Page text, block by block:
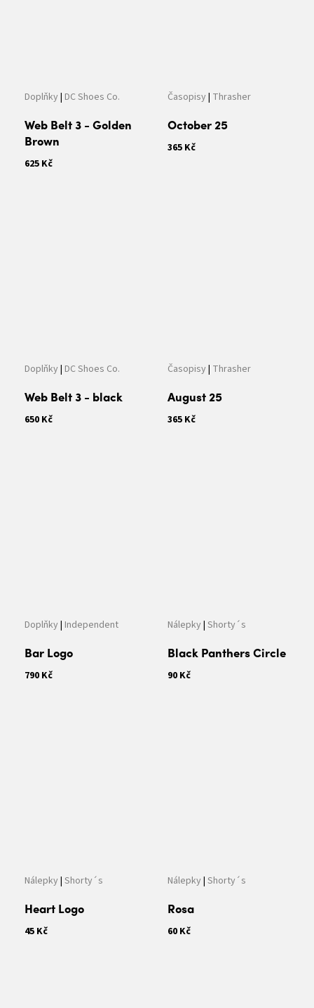
Doplňky| DC Shoes Co.
Web Belt 3 - Golden
Brown
625 Kč
Časopisy| Thrasher
October 25
365 Kč
Doplňky| DC Shoes Co.
Web Belt 3 - black
650 Kč
Časopisy| Thrasher
August 25
365 Kč
Doplňky| Independent
Bar Logo
790 Kč
Nálepky| Shorty´s
Black Panthers Circle
90 Kč
Nálepky| Shorty´s
Heart Logo
45 Kč
Nálepky| Shorty´s
Rosa
60 Kč